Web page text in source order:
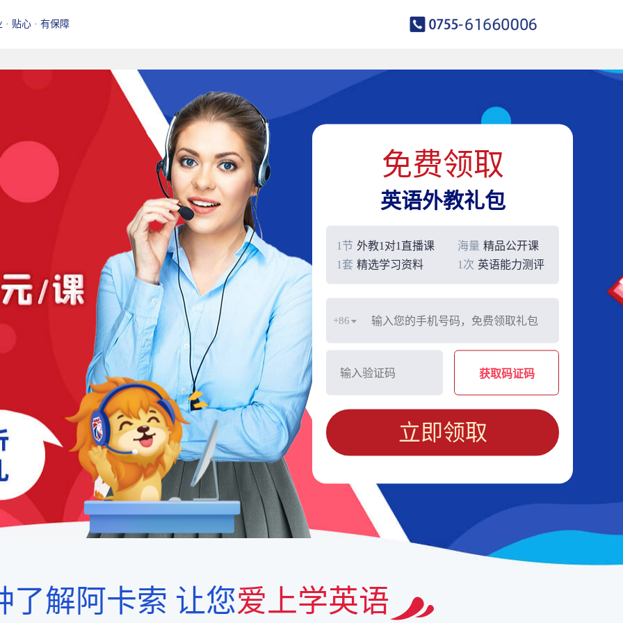
· 贴心 · 有保障
免费领取
英语外教礼包
1节 外教1对1直播课 海量 精品公开课
1套 精选学习资料 1次 英语能力测评
+86
获取码证码
立即领取
了解阿卡索 让您爱上学英语